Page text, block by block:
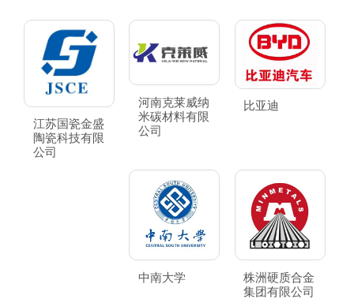
江苏国瓷金盛
陶瓷科技有限
公司
河南克莱威纳
米碳材料有限
公司
比亚迪
中南大学
株洲硬质合金
集团有限公司